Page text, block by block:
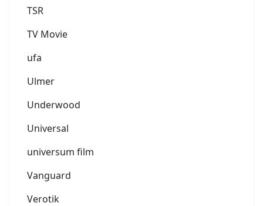
TSR
TV Movie
ufa
Ulmer
Underwood
Universal
universum film
Vanguard
Verotik